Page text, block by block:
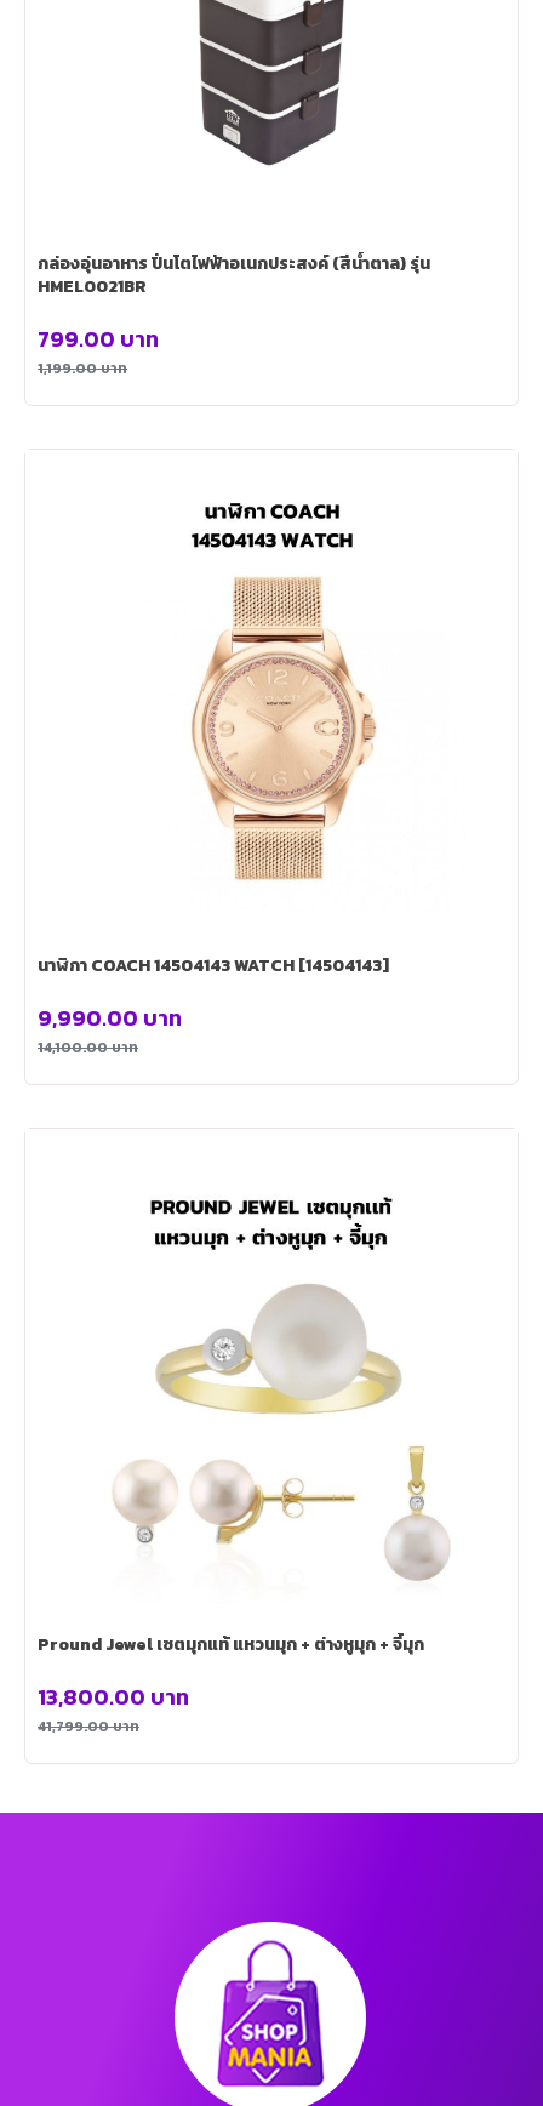
กล่องอุ่นอาหาร ปิ่นโตไฟฟ้าอเนกประสงค์ (สีน้ำตาล) รุ่น
HMEL0021BR
1,199.00บาท
799.00 บาท
นาฬิกา COACH 14504143 WATCH [14504143]
14,100.00บาท
9,990.00 บาท
Pround Jewel เซตมุกแท้ แหวนมุก + ต่างหูมุก + จี้มุก
41,799.00บาท
13,800.00 บาท